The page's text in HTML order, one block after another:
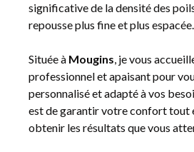
significative de la densité des
repousse plus fine et plus espacée.
Située à Mougins, je vous
professionnel et apaisant pour
personnalisé et adapté à vos
est de garantir votre confort tout
obtenir les résultats que vous